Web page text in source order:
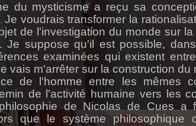
du mysticisme a reçu sa
voudrais transformer la
de l'investigation du monde sur
. Je suppose qu'il est possible,
examinées qui existent
vais m'arrêter sur la construction
de l'homme entre les mêmes
de l'activité humaine vers les
de Nicolas de Cues a
que le système philosophique